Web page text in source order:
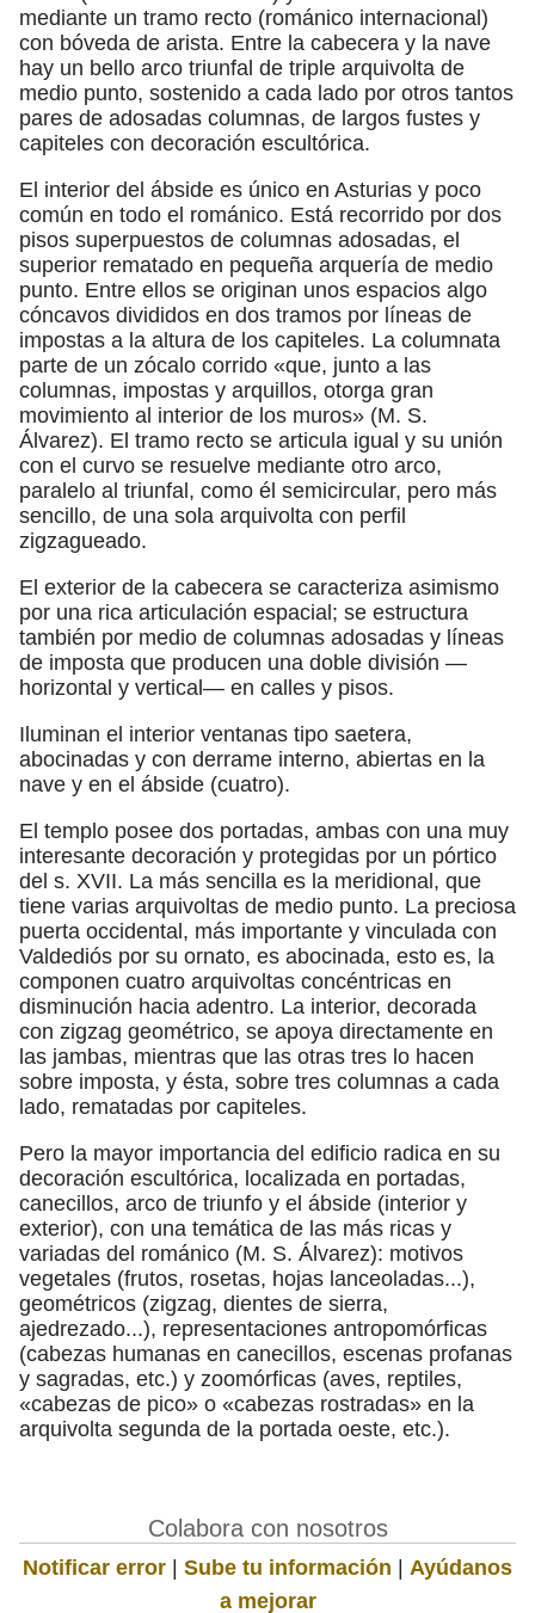
mediante un tramo recto (románico internacional)
con bóveda de arista. Entre la cabecera y la nave
hay un bello arco triunfal de triple arquivolta de
medio punto, sostenido a cada lado por otros tantos
pares de adosadas columnas, de largos fustes y
capiteles con decoración escultórica.
El interior del ábside es único en Asturias y poco
común en todo el románico. Está recorrido por dos
pisos superpuestos de columnas adosadas, el
superior rematado en pequeña arquería de medio
punto. Entre ellos se originan unos espacios algo
cóncavos divididos en dos tramos por líneas de
impostas a la altura de los capiteles. La columnata
parte de un zócalo corrido «que, junto a las
columnas, impostas y arquillos, otorga gran
movimiento al interior de los muros» (M. S.
Álvarez). El tramo recto se articula igual y su unión
con el curvo se resuelve mediante otro arco,
paralelo al triunfal, como él semicircular, pero más
sencillo, de una sola arquivolta con perfil
zigzagueado.
El exterior de la cabecera se caracteriza asimismo
por una rica articulación espacial; se estructura
también por medio de columnas adosadas y líneas
de imposta que producen una doble división —
horizontal y vertical— en calles y pisos.
Iluminan el interior ventanas tipo saetera,
abocinadas y con derrame interno, abiertas en la
nave y en el ábside (cuatro).
El templo posee dos portadas, ambas con una muy
interesante decoración y protegidas por un pórtico
del s. XVII. La más sencilla es la meridional, que
tiene varias arquivoltas de medio punto. La preciosa
puerta occidental, más importante y vinculada con
Valdediós por su ornato, es abocinada, esto es, la
componen cuatro arquivoltas concéntricas en
disminución hacia adentro. La interior, decorada
con zigzag geométrico, se apoya directamente en
las jambas, mientras que las otras tres lo hacen
sobre imposta, y ésta, sobre tres columnas a cada
lado, rematadas por capiteles.
Pero la mayor importancia del edificio radica en su
decoración escultórica, localizada en portadas,
canecillos, arco de triunfo y el ábside (interior y
exterior), con una temática de las más ricas y
variadas del románico (M. S. Álvarez): motivos
vegetales (frutos, rosetas, hojas lanceoladas...),
geométricos (zigzag, dientes de sierra,
ajedrezado...), representaciones antropomórficas
(cabezas humanas en canecillos, escenas profanas
y sagradas, etc.) y zoomórficas (aves, reptiles,
«cabezas de pico» o «cabezas rostradas» en la
arquivolta segunda de la portada oeste, etc.).
Colabora con nosotros
Notificar error | Sube tu información | Ayúdanos
a mejorar